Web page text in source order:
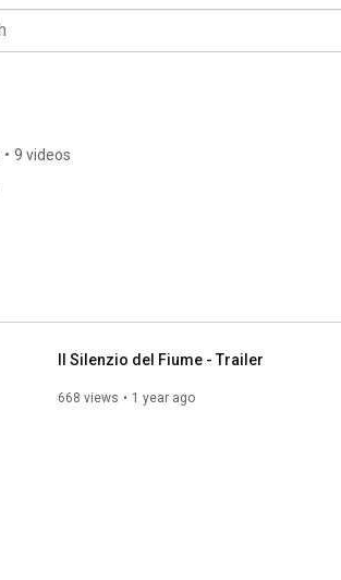
• 9 videos
Il Silenzio del Fiume - Trailer
668 views 1 year ago